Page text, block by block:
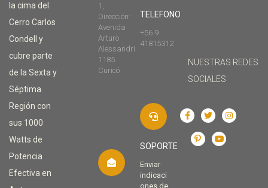
la cima del
Cerro Carlos
Condell y
cubre parte
de la Sexta y
Séptima
Región con
sus 1000
Watts de
Potencia
Efectiva en
1,
Dirección:
Avenida
Arturo
Alessandri
1185
Curicó
TELEFONO
+56 9
41815312
SOPORTE
Enviar
indicaci
ones de
NUESTRAS REDES
SOCIALES